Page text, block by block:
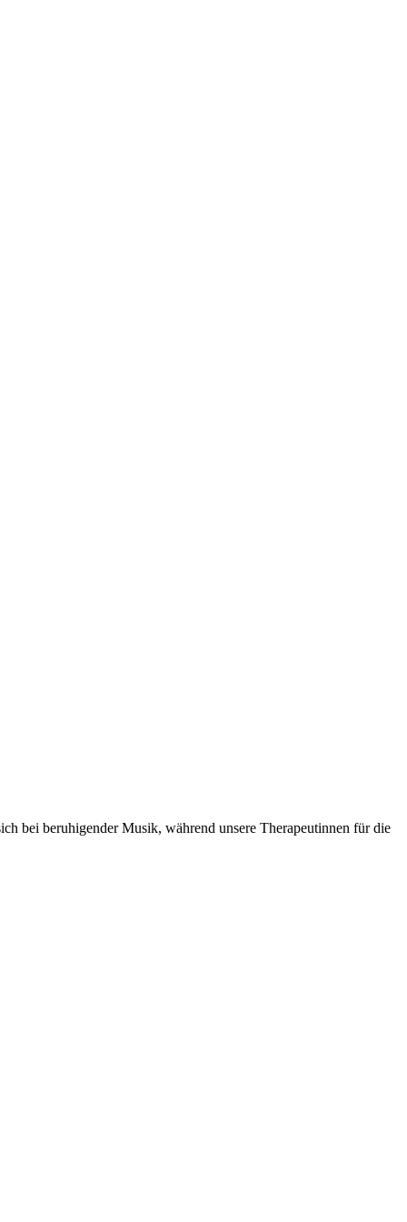
bei beruhigender Musik, während unsere Therapeutinnen für die